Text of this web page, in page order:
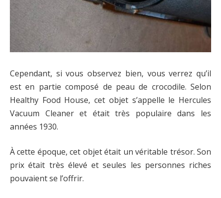
Cependant, si vous observez bien, vous verrez qu’il
est en partie composé de peau de crocodile. Selon
Healthy Food House, cet objet s’appelle le Hercules
Vacuum Cleaner et était très populaire dans les
années 1930.
À cette époque, cet objet était un véritable trésor. Son
prix était très élevé et seules les personnes riches
pouvaient se l’offrir.